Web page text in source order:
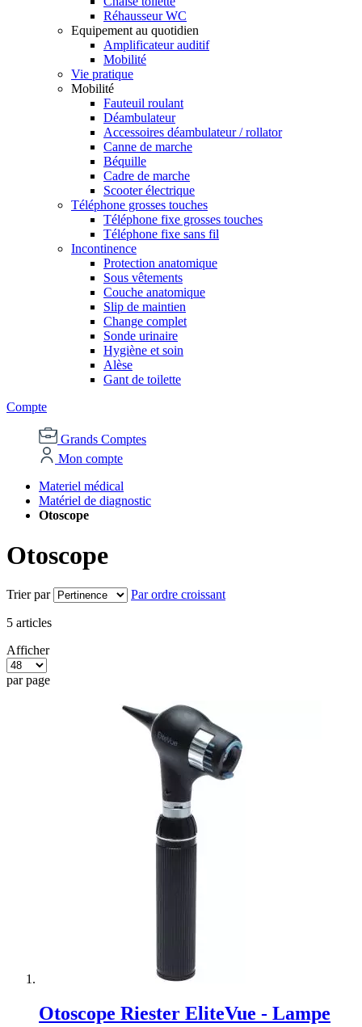
Réhausseur WC
Equipement au quotidien
Amplificateur auditif
Mobilité
Vie pratique
Mobilité
Fauteuil roulant
Déambulateur
Accessoires déambulateur / rollator
Canne de marche
Béquille
Cadre de marche
Scooter électrique
Téléphone grosses touches
Téléphone fixe grosses touches
Téléphone fixe sans fil
Incontinence
Protection anatomique
Sous vêtements
Couche anatomique
Slip de maintien
Change complet
Sonde urinaire
Hygiène et soin
Alèse
Gant de toilette
Compte
Grands Comptes
Mon compte
Materiel médical
Matériel de diagnostic
Otoscope
Otoscope
Trier par Par ordre croissant
5 articles
Afficher
par page
Otoscope Riester EliteVue - Lampe